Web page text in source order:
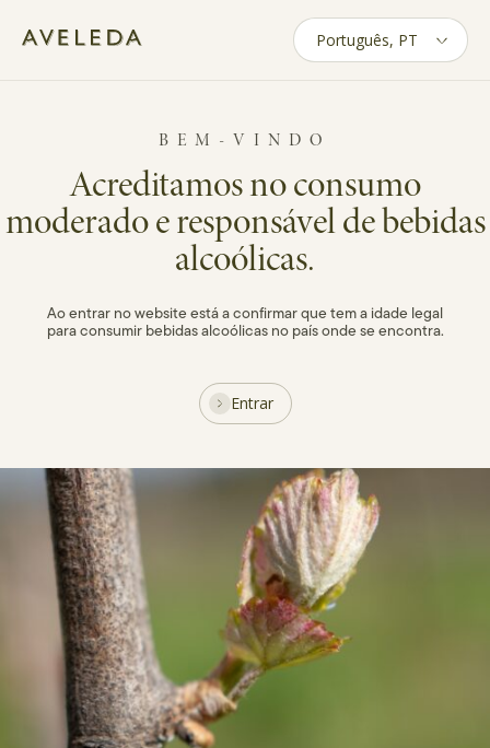
VITICULTURA
A Primavera e o
Renascer das Vinhas
BEM-VINDO
Acreditamos no consumo
moderado e responsável de bebidas
alcoólicas.
Ao entrar no website está a confirmar que tem a idade legal
para consumir bebidas alcoólicas no país onde se encontra.
Entrar